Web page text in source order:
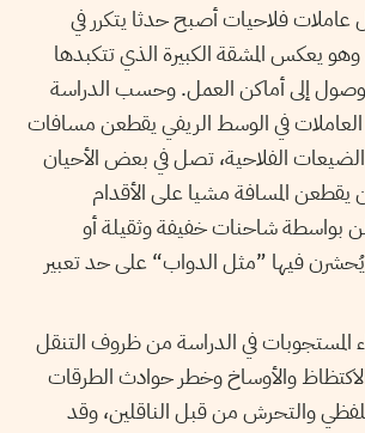
فلاحيات أصبح حدثا يتكرر في
وهو يعكس المشقة الكبيرة الذي تتكبدها
إلى أماكن العمل. وحسب الدراسة
العاملات في الوسط الريفي يقطعن مسافات
الفلاحية، تصل في بعض الأحيان
يقطعن المسافة مشيا على الأقدام
بواسطة شاحنات خفيفة وثقيلة أو
فيها ”مثل الدواب“ على حد تعبير
المستجوبات في الدراسة من ظروف التنقل
الاكتظاظ والأوساخ وخطر حوادث الطرقات
والتحرش من قبل الناقلين، وقد